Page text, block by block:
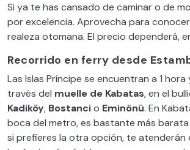
Si ya te has cansado de caminar o de
por excelencia. Aprovecha para
realeza otomana. El precio dependerá,
Recorrido en ferry desde
Las Islas Príncipe se encuentran a 1
través del muelle de Kabatas, en el
Kadiköy, Bostancio Eminönü. En
boca del metro, es bastante más
si prefieres la otra opción, te atenderán